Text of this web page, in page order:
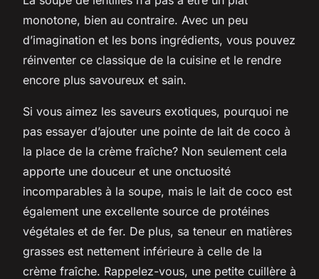
monotone, bien au contraire. Avec un peu
d’imagination et les bons ingrédients, vous pouvez
réinventer ce classique de la cuisine et le rendre
encore plus savoureux et sain.
Si vous aimez les saveurs exotiques, pourquoi ne
pas essayer d’ajouter une pointe de lait de coco à
la place de la crème fraîche? Non seulement cela
apporte une douceur et une onctuosité
incomparables à la soupe, mais le lait de coco est
également une excellente source de protéines
végétales et de fer. De plus, sa teneur en matières
grasses est nettement inférieure à celle de la
crème fraîche. Rappelez-vous, une petite cuillère à